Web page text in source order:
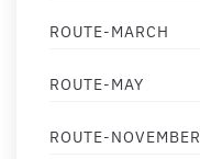
ROUTE-MARCH
ROUTE-MAY
ROUTE-NOVEMBER